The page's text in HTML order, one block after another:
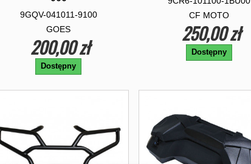
9GQV-041011-9100
GOES
200,00 zł
Dostępny
CF MOTO
250,00 zł
Dostępny